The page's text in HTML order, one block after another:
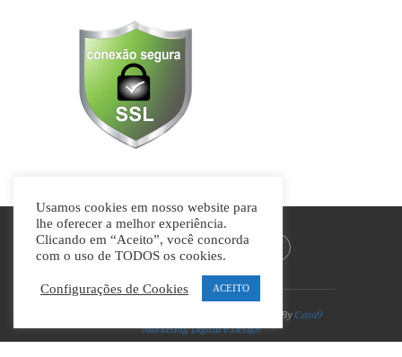
Divino Guia © Todos os direitos reservados | By Casa9
Marketing Digital e Design
Usamos cookies em nosso website para
lhe oferecer a melhor experiência.
Clicando em “Aceito”, você concorda
com o uso de TODOS os cookies.
Configurações de Cookies ACEITO